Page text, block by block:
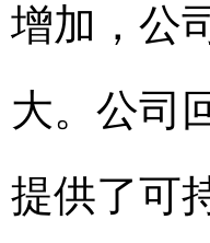
增加，公
大。公司
提供了可